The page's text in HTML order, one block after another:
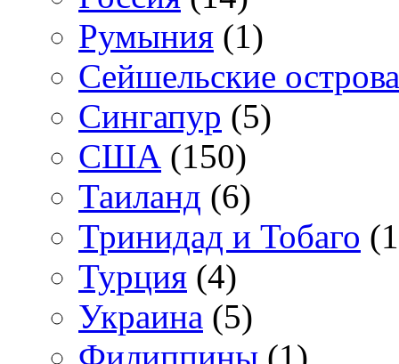
Румыния (1)
Сейшельские острова
Сингапур (5)
США (150)
Таиланд (6)
Тринидад и Тобаго
Турция (4)
Украина (5)
Филиппины (1)